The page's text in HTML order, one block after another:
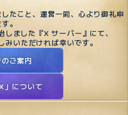
たこと、運営一同、心より御礼申
。
ました『X サーバー』にて、
いただければ幸いです。
ご案内
」について